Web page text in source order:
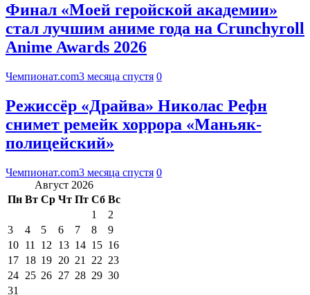
Финал «Моей геройской академии»
стал лучшим аниме года на Crunchyroll
Anime Awards 2026
Чемпионат.com3 месяца спустя 0
Режиссёр «Драйва» Николас Рефн
снимет ремейк хоррора «Маньяк-
полицейский»
Чемпионат.com3 месяца спустя 0
Август 2026
Пн Вт Ср Чт Пт Сб Вс
1
2
3
4 5 6 7 8
9
10 11 12 13 14 15 16
17 18 19 20 21 22 23
24 25 26 27 28 29 30
31